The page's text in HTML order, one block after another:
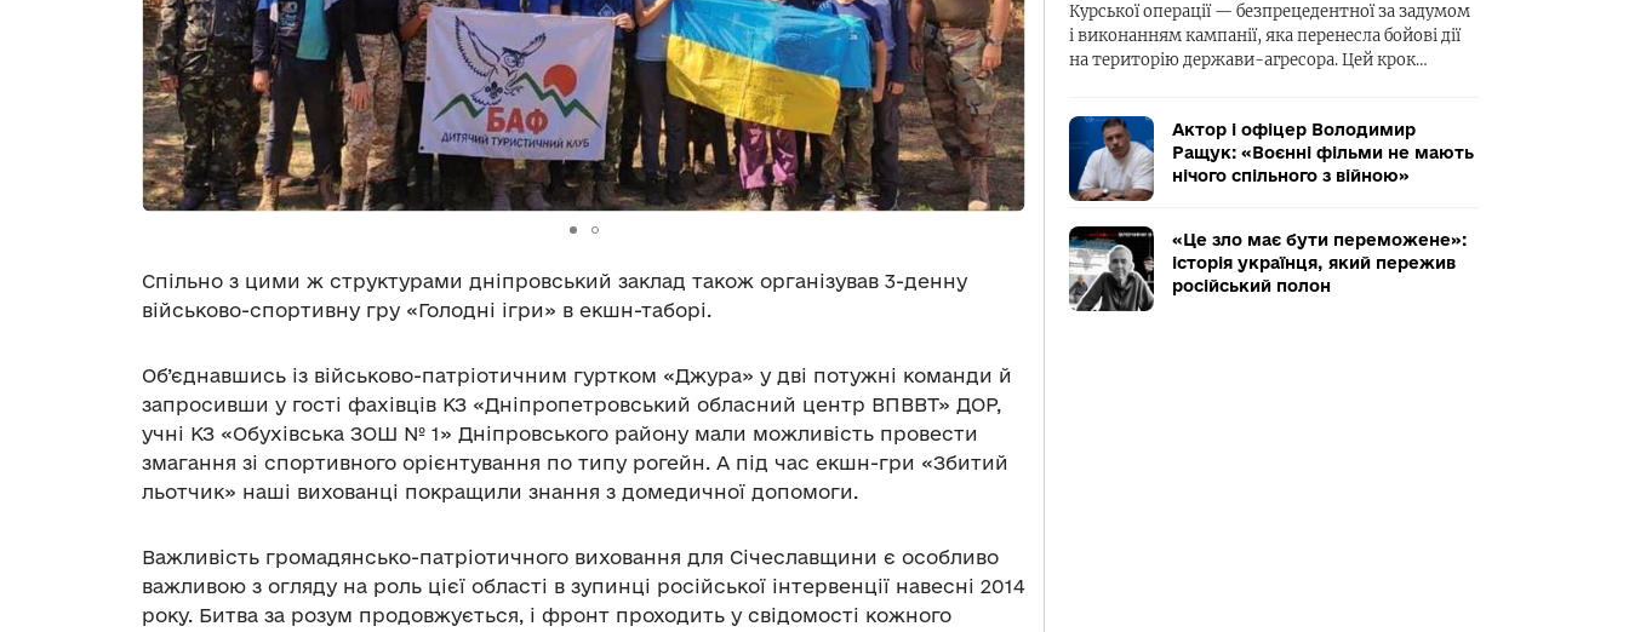
Спільно з цими ж структурами дніпровський заклад також організував 3-денну
військово-спортивну гру «Голодні ігри» в екшн-таборі.
Об’єднавшись із військово-патріотичним гуртком «Джура» у дві потужні команди й
запросивши у гості фахівців КЗ «Дніпропетровський обласний центр ВПВВТ» ДОР,
учні КЗ «Обухівська ЗОШ № 1» Дніпровського району мали можливість провести
змагання зі спортивного орієнтування по типу рогейн. А під час екшн-гри «Збитий
льотчик» наші вихованці покращили знання з домедичної допомоги.
Важливість громадянсько-патріотичного виховання для Січеславщини є особливо
важливою з огляду на роль цієї області в зупинці російської інтервенції навесні 2014
року. Битва за розум продовжується, і фронт проходить у свідомості кожного
Курської операції — безпрецедентної за задумом
і виконанням кампанії, яка перенесла бойові дії
на територію держави-агресора. Цей крок…
Актор і офіцер Володимир
Ращук: «Воєнні фільми не мають
нічого спільного з війною»
«Це зло має бути переможене»:
історія українця, який пережив
російський полон